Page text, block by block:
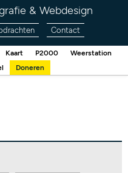
& Webdesign
Contact
Kaart P2000
Weerstation
Doneren